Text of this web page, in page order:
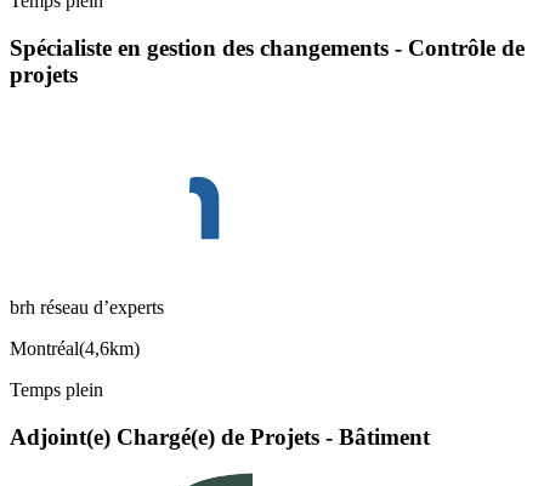
Spécialiste en gestion des changements - Contrôle de
projets
brh réseau d’experts
Montréal(4,6km)
Temps plein
Adjoint(e) Chargé(e) de Projets - Bâtiment